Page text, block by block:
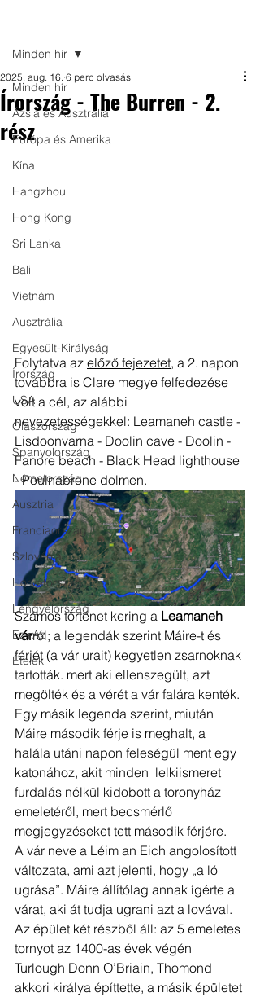
Minden hír
Ázsia és Ausztrália
Európa és Amerika
Kína
Hangzhou
Hong Kong
Sri Lanka
Bali
Vietnám
Ausztrália
Egyesült-Királyság
Írország
USA
Olaszország
Spanyolország
Németország
Ausztria
Franciaország
Szlovénia
Horvátország
Lengyelország
Ez+Az
Ételek
Minden hír
Írország - The Burren - 2.
rész
2025. aug. 16. 6 perc olvasás
Folytatva az előző fejezetet, a 2. napon
továbbra is Clare megye felfedezése
volt a cél, az alábbi
nevezetességekkel: Leamaneh castle -
Lisdoonvarna - Doolin cave - Doolin -
Fanore beach - Black Head lighthouse
- Poulnabrone dolmen.
Számos történet kering a Leamaneh
várról; a legendák szerint Máire-t és
férjét (a vár urait) kegyetlen zsarnoknak
tartották. mert aki ellenszegült, azt
megölték és a vérét a vár falára kenték.
Egy másik legenda szerint, miután
Máire második férje is meghalt, a
halála utáni napon feleségül ment egy
katonához, akit minden  lelkiismeret
furdalás nélkül kidobott a toronyház
emeletéről, mert becsmérlő
megjegyzéseket tett második férjére.
A vár neve a Léim an Eich angolosított
változata, ami azt jelenti, hogy „a ló
ugrása”. Máire állítólag annak ígérte a
várat, aki át tudja ugrani azt a lovával.
Az épület két részből áll: az 5 emeletes
tornyot az 1400-as évek végén
Turlough Donn O’Briain, Thomond
akkori királya építtette, a másik épületet